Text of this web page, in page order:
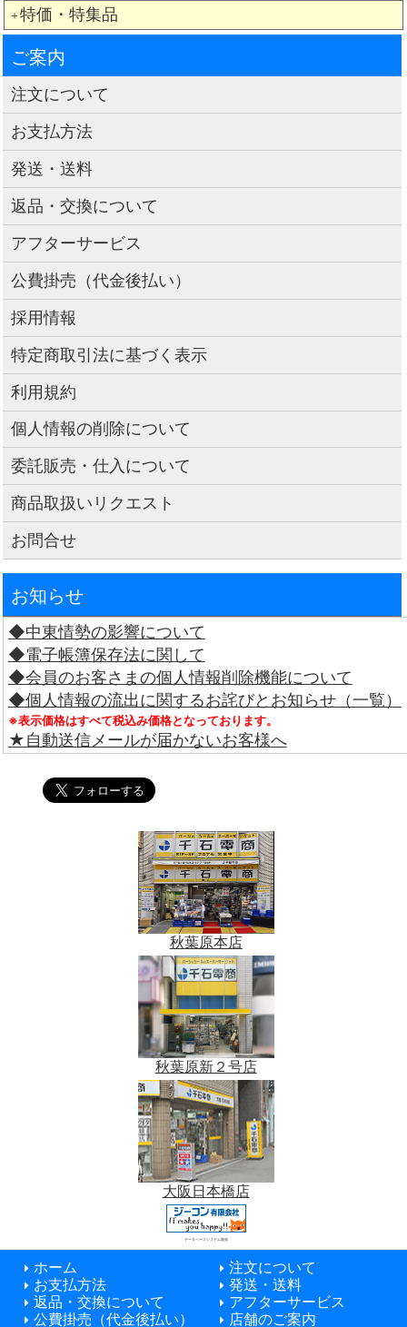
＋ 特価・特集品
ご案内
注文について
お支払方法
発送・送料
返品・交換について
アフターサービス
公費掛売（代金後払い）
採用情報
特定商取引法に基づく表示
利用規約
個人情報の削除について
委託販売・仕入について
商品取扱いリクエスト
お問合せ
お知らせ
◆中東情勢の影響について
◆電子帳簿保存法に関して
◆会員のお客さまの個人情報削除機能について
◆個人情報の流出に関するお詫びとお知らせ（一覧）
※表示価格はすべて税込み価格となっております。
★自動送信メールが届かないお客様へ
秋葉原本店
秋葉原新２号店
大阪日本橋店
データベースシステム開発
ホーム
注文について
お支払方法
発送・送料
返品・交換について
アフターサービス
公費掛売（代金後払い）
店舗のご案内